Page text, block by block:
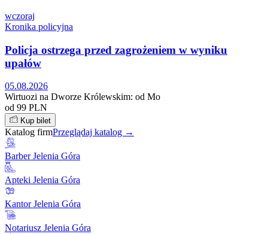
wczoraj
Kronika policyjna
Policja ostrzega przed zagrożeniem w wyniku
upałów
05.08.2026
Wirtuozi na Dworze Królewskim: od Mo
od 99 PLN
Kup bilet
Katalog firmPrzeglądaj katalog →
Barber Jelenia Góra
Apteki Jelenia Góra
Kantor Jelenia Góra
Notariusz Jelenia Góra